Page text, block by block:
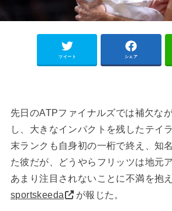
ツイート シェア
先日のATPファイナルズでは補欠な
し、大きなインパクトを残したテイ
末ランクも自身初の一桁で終え、知
た彼だが、どうやらフリッツは地元
あまり注目されないことに不満を抱
sportskeeda
が報じた。